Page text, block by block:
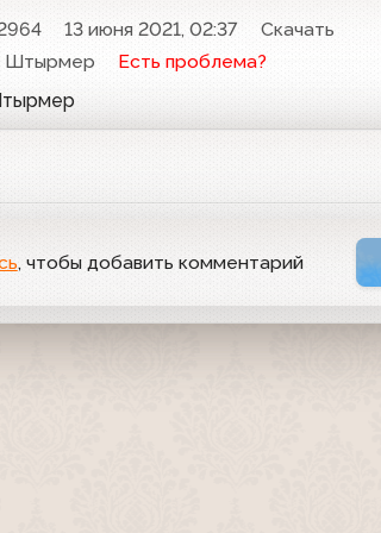
13 июня 2021, 02:37
Скачать
Штырмер
Есть проблема?
, чтобы добавить комментарий